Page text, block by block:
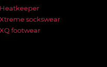
Heatkeeper
Xtreme sockswear
XQ footwear